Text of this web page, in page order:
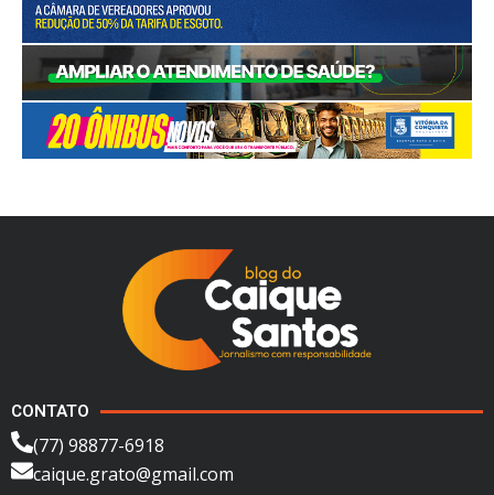
CONTATO
(77) 98877-6918
caique.grato@gmail.com